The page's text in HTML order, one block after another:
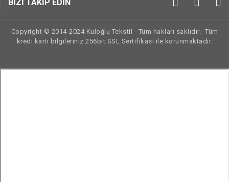
BİZİ TAKİP EDİN
Copyright © 2014-2024 Kuloğlu Tekstil - Tüm hakları saklıdır.- Tüm
kredi kartı bilgileriniz 256bit SSL Sertifikası ile korunmaktadır.